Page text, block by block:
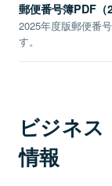
郵便番号簿PDF（
2025年度版郵便番
す。
ビジネ
情報